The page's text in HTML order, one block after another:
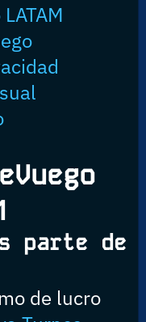
parte de
de lucro